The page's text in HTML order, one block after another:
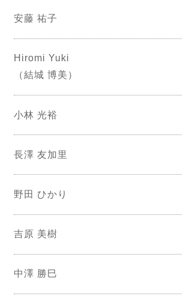
安藤 祐子
Hiromi Yuki
（結城 博美）
小林 光裕
長澤 友加里
野田 ひかり
吉原 美樹
中澤 勝巳